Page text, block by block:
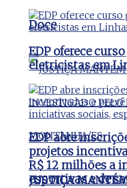
Doce
JUSTIÇA
EDP oferece
eletricistas em
EDP abre
projetos
R$ 12 milhões a
esportivas e de